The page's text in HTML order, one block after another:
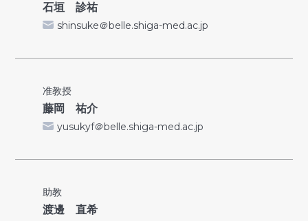
石垣 診祐
shinsuke＠belle.shiga-med.ac.jp
准教授
藤岡 祐介
yusukyf＠belle.shiga-med.ac.jp
助教
渡邊 直希